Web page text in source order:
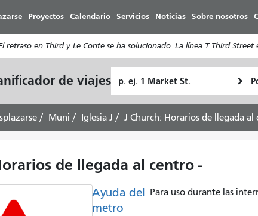
Proyectos Calendario Servicios Noticias Sobre nosotros
retraso en Third y Le Conte se ha solucionado. La línea T Third
de viajes de
partida
Muni Iglesia J J Church: Horarios de llegada al
de llegada al centro -
Ayuda del
metro
Para uso durante las